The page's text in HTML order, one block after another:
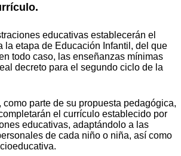
educativas establecerán el
la etapa de Educación Infantil, del que
todo caso, las enseñanzas mínimas
decreto para el segundo ciclo de la
parte de su propuesta pedagógica,
el currículo establecido por
educativas, adaptándolo a las
de cada niño o niña, así como